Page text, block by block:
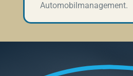
Automobilmanagement.